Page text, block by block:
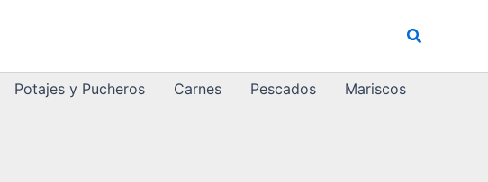
Buscar
Potajes y Pucheros Carnes Pescados
Mariscos